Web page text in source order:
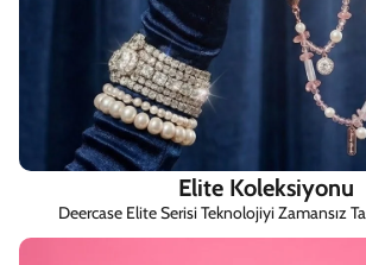
Elite Koleksiyonu
Deercase Elite Serisi Teknolojiyi Zamansız